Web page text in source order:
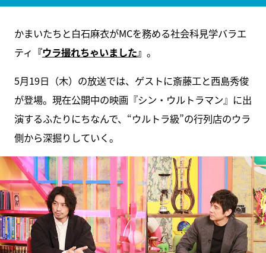
かまいたちと白石麻衣がMCを務める社会科見学バラエ
ティ 『ウラ撮れちゃいました』 。
5月19日（木）の放送では、ゲストに斎藤工と西島秀俊
が登場。現在公開中の映画『シン・ウルトラマン』に出
演するふたりにちなんで、“ウルトラ級”の行列店のウラ
側から深掘りしていく。